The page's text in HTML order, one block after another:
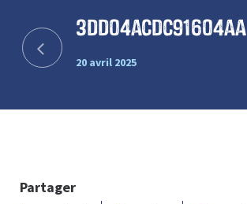
3dd04acdc91604aa
20 avril 2025
Partager